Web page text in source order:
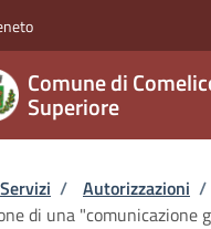
Comune di
Superiore
di pane
Servizi / Autorizzazioni /
di una "comunicazione